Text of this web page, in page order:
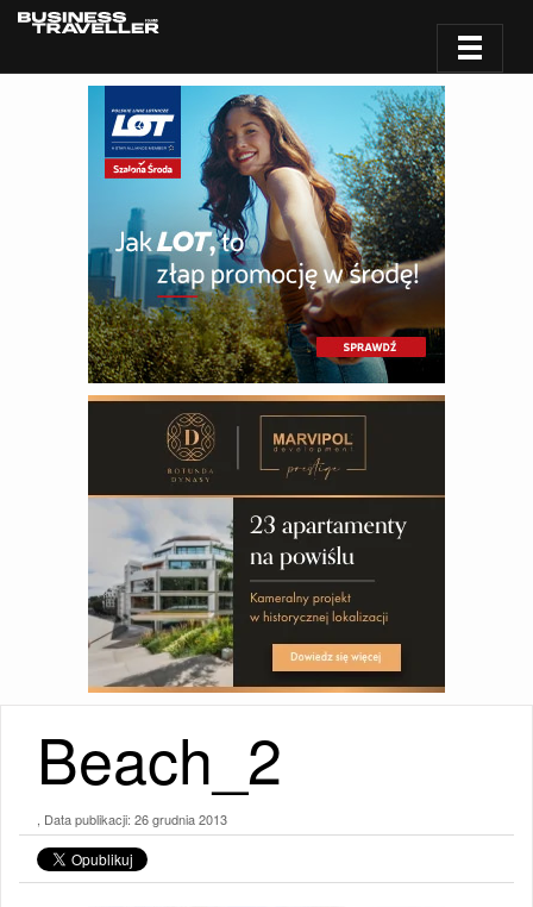
Beach_2
, Data publikacji: 26 grudnia 2013